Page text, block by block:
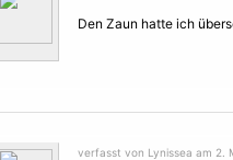
Den Zaun hatte ich
verfasst von Lynissea am 2.